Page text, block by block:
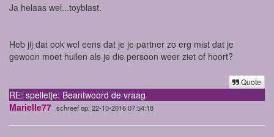
Ja helaas wel...toyblast.
Heb jij dat ook wel eens dat je je partner zo erg mist dat je
gewoon moet huilen als je die persoon weer ziet of hoort?
Quote
RE: spelletje: Beantwoord de vraag
Marielle77 schreef op: 22-10-2016 07:54:18